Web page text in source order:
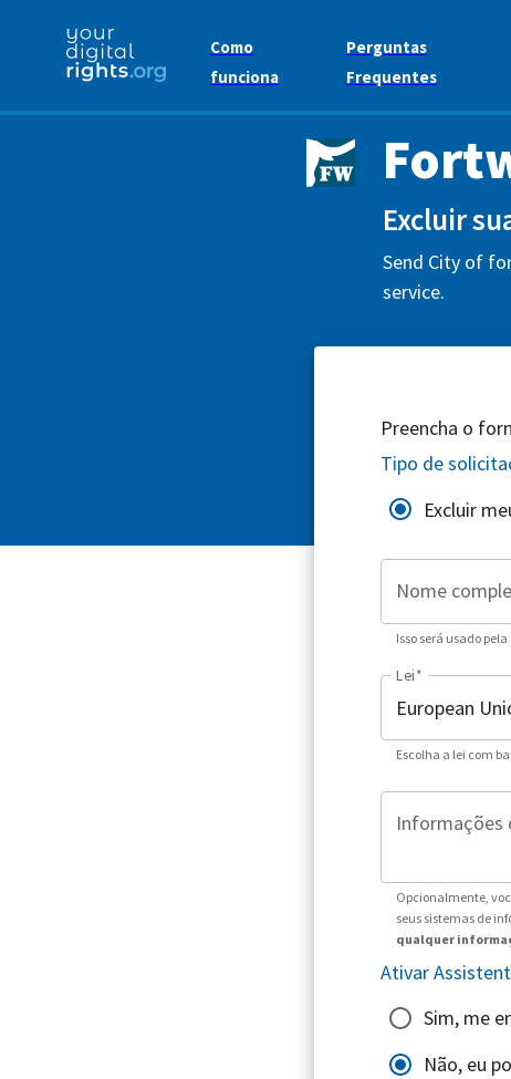
Como
funciona
Perguntas
Frequentes
Excluir
Send City of
service.
Preencha o
Tipo de
Excluir
Nome
Isso será usado
Lei*
Escolha a lei com
Informações
Opcionalmente,
seus sistemas de
qualquer
Ativar
Sim, me
Não, eu